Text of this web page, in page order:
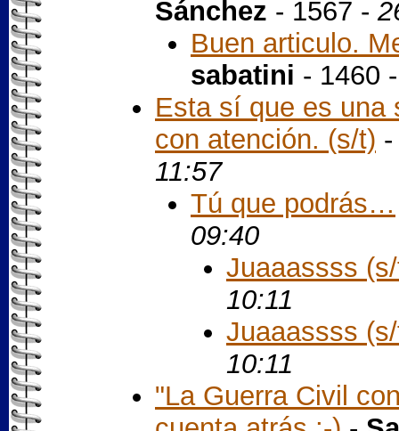
Sánchez - 1567 -
Buen articulo.
sabatini - 1460
Esta sí que es una
con atención. (s/t)
11:57
Tú que podrás…
09:40
Juaaassss
10:11
Juaaassss
10:11
"La Guerra Civil